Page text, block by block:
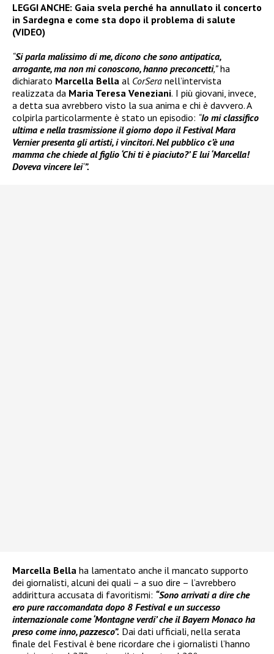
LEGGI ANCHE: Gaia svela perché ha annullato il concerto
in Sardegna e come sta dopo il problema di salute
(VIDEO)
“Si parla malissimo di me, dicono che sono antipatica,
arrogante, ma non mi conoscono, hanno preconcetti,”ha
dichiarato Marcella Bella al CorSera nell’intervista
realizzata da Maria Teresa Veneziani. I più giovani, invece,
a detta sua avrebbero visto la sua anima e chi è davvero. A
colpirla particolarmente è stato un episodio: “Io mi classifico
ultima e nella trasmissione il giorno dopo il Festival Mara
Vernier presenta gli artisti, i vincitori. Nel pubblico c’è una
mamma che chiede al figlio ‘Chi ti è piaciuto?’ E lui ‘Marcella!
Doveva vincere lei‘”.
Marcella Bella ha lamentato anche il mancato supporto
dei giornalisti, alcuni dei quali – a suo dire – l’avrebbero
addirittura accusata di favoritismi: “Sono arrivati a dire che
ero pure raccomandata dopo 8 Festival e un successo
internazionale come ‘Montagne verdi’ che il Bayern Monaco ha
preso come inno, pazzesco”. Dai dati ufficiali, nella serata
finale del Festival è bene ricordare che i giornalisti l’hanno